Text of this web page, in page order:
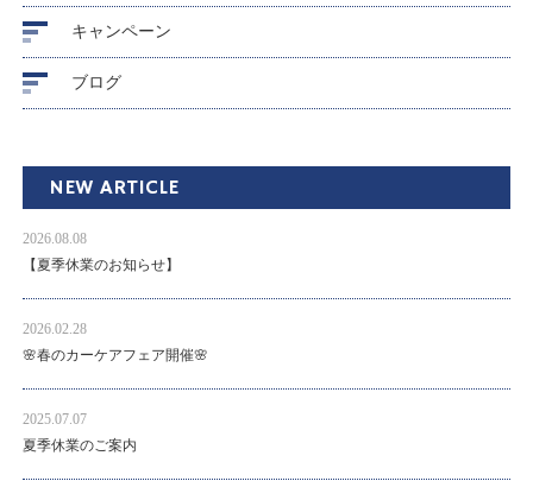
キャンペーン
ブログ
NEW ARTICLE
2026.08.08
【夏季休業のお知らせ】
2026.02.28
🌸春のカーケアフェア開催🌸
2025.07.07
夏季休業のご案内